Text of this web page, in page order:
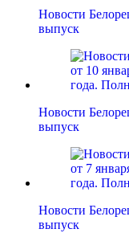
Новости
выпуск
Новости
выпуск
Новости
выпуск